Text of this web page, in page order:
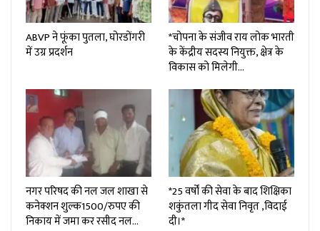
ABVP ने फूंका पुतला, घोरडोंगरी
में उग्र प्रदर्शन
*चोपना के संजीव राय लोक भारती
के केंद्रीय सदस्य नियुक्त, क्षेत्र के
विकास को मिलेगी…
नगर परिषद की नल जल शाखा से
कनेक्शन शुल्क₹1500/रुपए की
निकाय में जमा कर रसीद नल…
*25 वर्षों की सेवा के बाद शिक्षिका
शकुंतला गीद सेवा निवृत ,विदाई
दी।*